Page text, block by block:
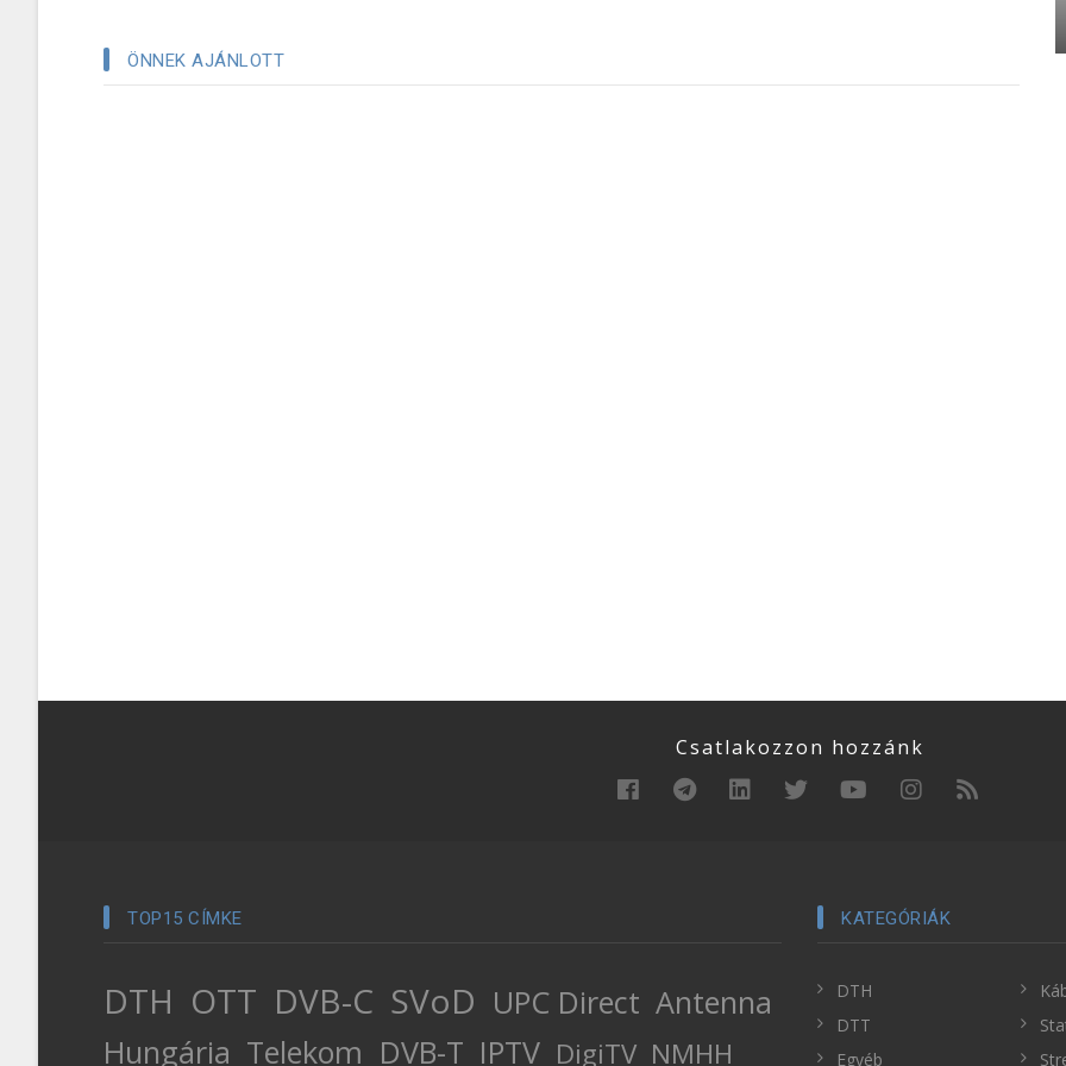
ÖNNEK AJÁNLOTT
Csatlakozzon hozzánk
TOP15 CÍMKE
DTH OTT DVB-C SVoD UPC Direct Antenna
Hungária Telekom DVB-T IPTV DigiTV NMHH
KATEGÓRIÁK
DTH
DTT
Egyéb